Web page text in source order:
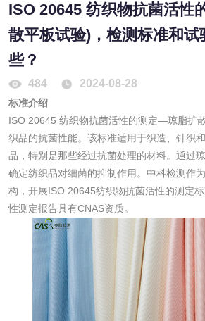
ISO 20645 纺织物抗菌活性
散平板试验)，检测标准和试
些？
484 2024-08-28
标准介绍
ISO 20645 纺织物抗菌活性的测定—琼脂扩
织品的抗菌性能。该标准适用于织造、针织
品，特别是那些经过抗菌处理的材料。通过
确定纺织品对细菌的抑制作用。中科检测作
构，开展ISO 20645纺织物抗菌活性的测定
性测定报告具有CNAS资质。
成分分析配方研发
消毒产品备案
微生物检测
化妆品
化妆品毒理试验